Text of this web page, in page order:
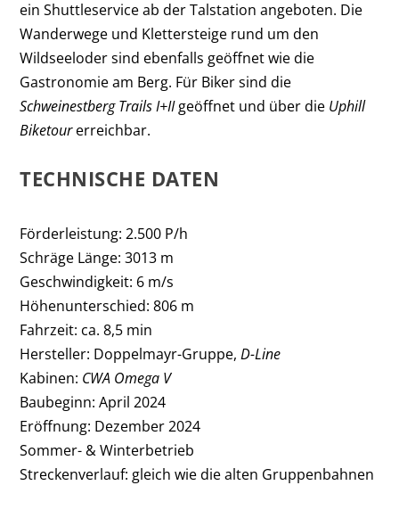
ein Shuttleservice ab der Talstation angeboten. Die
Wanderwege und Klettersteige rund um den
Wildseeloder sind ebenfalls geöffnet wie die
Gastronomie am Berg. Für Biker sind die
Schweinestberg Trails I+IIgeöffnet und über die Uphill
Biketourerreichbar.
TECHNISCHE DATEN
Förderleistung: 2.500 P/h
Schräge Länge: 3013 m
Geschwindigkeit: 6 m/s
Höhenunterschied: 806 m
Fahrzeit: ca. 8,5 min
Hersteller: Doppelmayr-Gruppe,D-Line
Kabinen: CWA Omega V
Baubeginn: April 2024
Eröffnung: Dezember 2024
Sommer- & Winterbetrieb
Streckenverlauf: gleich wie die alten Gruppenbahnen